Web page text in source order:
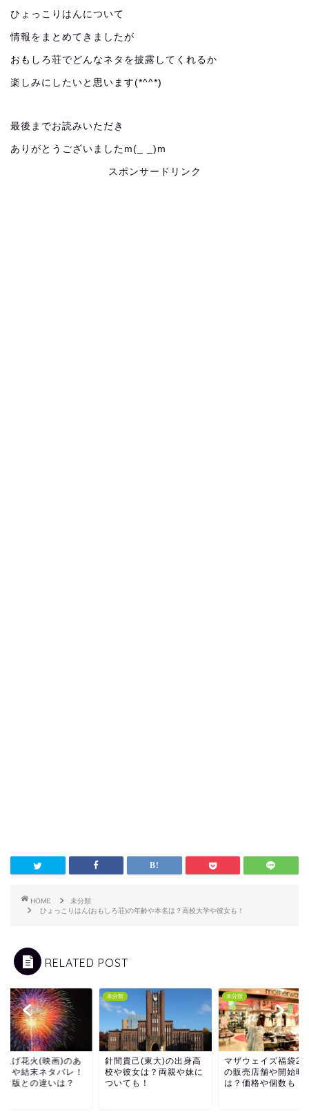
ひょっこりはんについて
情報をまとめてきましたが
おもしろ荘でどんなネタを披露してくれるか
楽しみにしたいと思います(*^^*)
最後までお読みいただき
ありがとうございましたm(_ _)m
スポンサードリンク
HOME
未分類
ひょっこりはん(おもしろ荘)の年齢や本名は？高校大学や彼女も！
RELATED POST
貴己(東大)の出身高
彼女は？両親や妹に
ても！
未分類
マザウェイズ福袋2017
の販売店舗や開始時間
は？価格や個数も！
未分類
打ち上げ花火(映画)
らすじや結末ネタバ
ドラマ版との違いは